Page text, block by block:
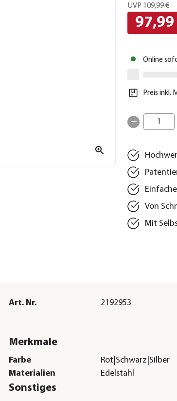
UVP 109,99 €
97,99
Online
Preis inkl.
1
Von
Mit
Art. Nr. 2192953
Merkmale
Farbe
Rot|Schwarz|Silber
Materialien
Edelstahl
Sonstiges